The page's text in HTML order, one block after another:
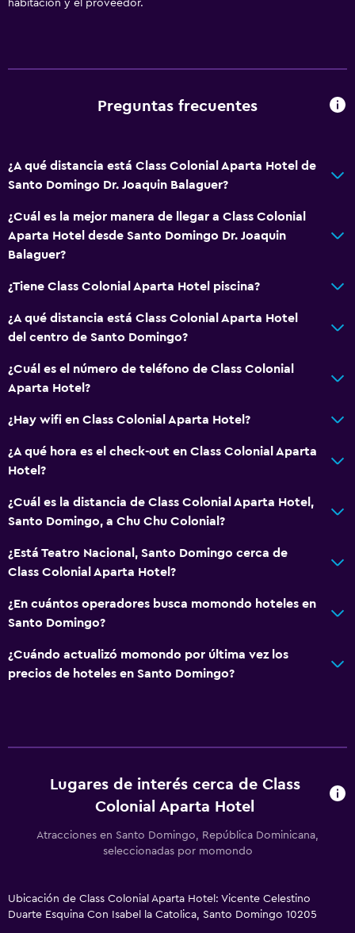
habitación y el proveedor.
Preguntas frecuentes
¿A qué distancia está Class Colonial Aparta Hotel de
Santo Domingo Dr. Joaquin Balaguer?
¿Cuál es la mejor manera de llegar a Class Colonial
Aparta Hotel desde Santo Domingo Dr. Joaquin
Balaguer?
¿Tiene Class Colonial Aparta Hotel piscina?
¿A qué distancia está Class Colonial Aparta Hotel
del centro de Santo Domingo?
¿Cuál es el número de teléfono de Class Colonial
Aparta Hotel?
¿Hay wifi en Class Colonial Aparta Hotel?
¿A qué hora es el check-out en Class Colonial Aparta
Hotel?
¿Cuál es la distancia de Class Colonial Aparta Hotel,
Santo Domingo, a Chu Chu Colonial?
¿Está Teatro Nacional, Santo Domingo cerca de
Class Colonial Aparta Hotel?
¿En cuántos operadores busca momondo hoteles en
Santo Domingo?
¿Cuándo actualizó momondo por última vez los
precios de hoteles en Santo Domingo?
Lugares de interés cerca de Class
Colonial Aparta Hotel
Atracciones en Santo Domingo, República Dominicana,
seleccionadas por momondo
Ubicación de Class Colonial Aparta Hotel: Vicente Celestino
Duarte Esquina Con Isabel la Catolica, Santo Domingo 10205